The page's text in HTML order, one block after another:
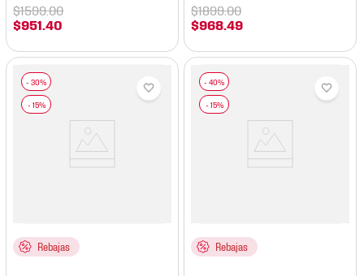
$951 .40
$1599.00
$968 .49
$1899.00
Rebajas Rebajas